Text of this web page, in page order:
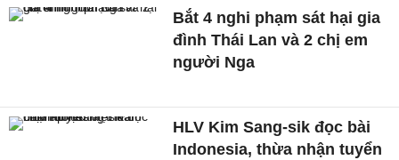
Bắt 4 nghi phạm sát hại gia
đình Thái Lan và 2 chị em
người Nga
HLV Kim Sang-sik đọc bài
Indonesia, thừa nhận tuyển